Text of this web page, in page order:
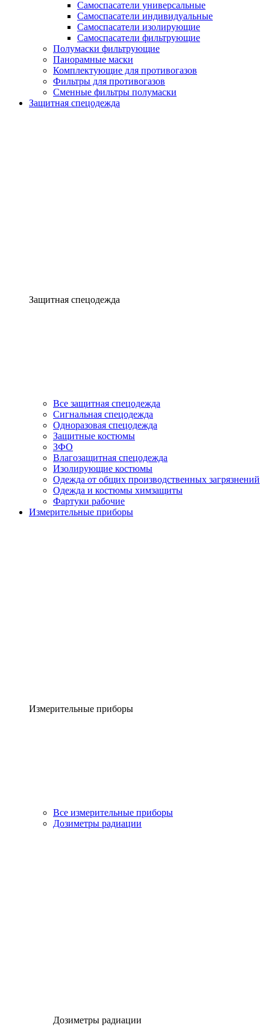
Самоспасатели универсальные
Самоспасатели индивидуальные
Самоспасатели изолирующие
Самоспасатели фильтрующие
Полумаски фильтрующие
Панорамные маски
Комплектующие для противогазов
Фильтры для противогазов
Сменные фильтры полумаски
Защитная спецодежда
Защитная спецодежда
Все защитная спецодежда
Сигнальная спецодежда
Одноразовая спецодежда
Защитные костюмы
ЗФО
Влагозащитная спецодежда
Изолирующие костюмы
Одежда от общих производственных загрязнений
Одежда и костюмы химзащиты
Фартуки рабочие
Измерительные приборы
Измерительные приборы
Все измерительные приборы
Дозиметры радиации
Дозиметры радиации